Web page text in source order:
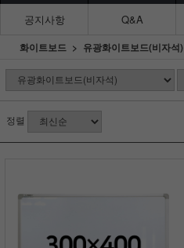
공지사항 Q&A
화이트보드 유광화이트보드(비자석)
정렬